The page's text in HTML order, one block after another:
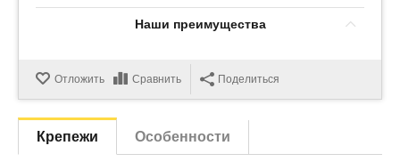
Наши преимущества
Отложить Сравнить Поделиться
Крепежи Особенности